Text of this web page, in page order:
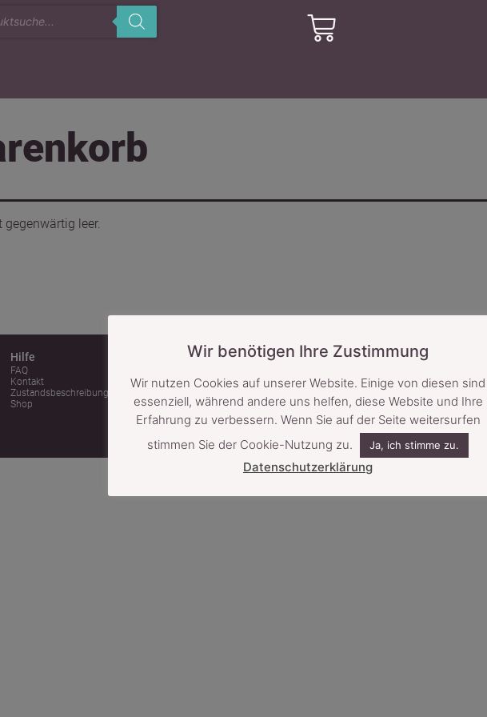
gegenwärtig leer.
Hilfe
FAQ
Kontakt
Zustandsbeschreibung
Shop
© 2024 by 25p
Licht
Wir benötigen Ihre Zustimmung
Wir nutzen Cookies auf unserer Website. Einige von diesen sind
essenziell, während andere uns helfen, diese Website und Ihre
Erfahrung zu verbessern. Wenn Sie auf der Seite weitersurfen
stimmen Sie der Cookie-Nutzung zu.
Ja, ich stimme zu.
Datenschutzerklärung